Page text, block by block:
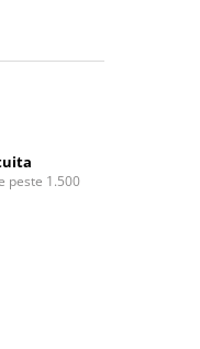
peste 1.500